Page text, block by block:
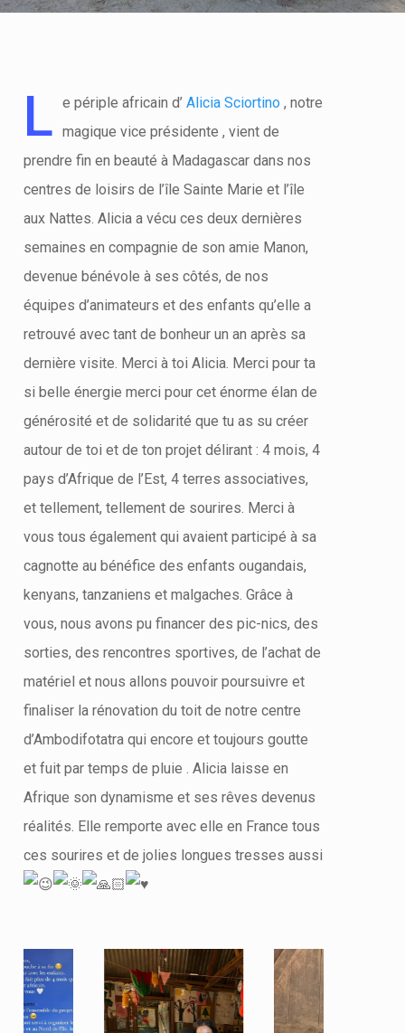
L e périple africain d’Alicia Sciortino , notre
magique vice présidente , vient de
prendre fin en beauté à Madagascar dans nos
centres de loisirs de l’île Sainte Marie et l’île
aux Nattes. Alicia a vécu ces deux dernières
semaines en compagnie de son amie Manon,
devenue bénévole à ses côtés, de nos
équipes d’animateurs et des enfants qu’elle a
retrouvé avec tant de bonheur un an après sa
dernière visite. Merci à toi Alicia. Merci pour ta
si belle énergie merci pour cet énorme élan de
générosité et de solidarité que tu as su créer
autour de toi et de ton projet délirant : 4 mois, 4
pays d’Afrique de l’Est, 4 terres associatives,
et tellement, tellement de sourires. Merci à
vous tous également qui avaient participé à sa
cagnotte au bénéfice des enfants ougandais,
kenyans, tanzaniens et malgaches. Grâce à
vous, nous avons pu financer des pic-nics, des
sorties, des rencontres sportives, de l’achat de
matériel et nous allons pouvoir poursuivre et
finaliser la rénovation du toit de notre centre
d’Ambodifotatra qui encore et toujours goutte
et fuit par temps de pluie . Alicia laisse en
Afrique son dynamisme et ses rêves devenus
réalités. Elle remporte avec elle en France tous
ces sourires et de jolies longues tresses aussi